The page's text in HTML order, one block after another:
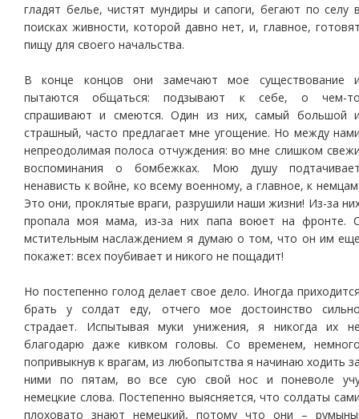
гладят белье, чистят мундиры и сапоги, бегают по селу
поисках живности, которой давно нет, и, главное,
пищу для своего начальства.
В конце концов они замечают мое существование
пытаются общаться: подзывают к себе, о чем-
спрашивают и смеются. Один из них, самый большой
страшный, часто предлагает мне угощение. Но между
непреодолимая полоса отчуждения: во мне слишком
воспоминания о бомбежках. Мою душу
ненависть к войне, ко всему военному, а главное, к
Это они, проклятые враги, разрушили наши жизни! Из-за
пропала моя мама, из-за них папа воюет на фронте.
мстительным наслаждением я думаю о том, что он им
покажет: всех поубивает и никого не пощадит!
Но постепенно голод делает свое дело. Иногда
брать у солдат еду, отчего мое достоинство
страдает. Испытывая муки унижения, я никогда их
благодарю даже кивком головы. Со временем,
попривыкнув к врагам, из любопытства я начинаю ходить
ними по пятам, во все сую свой нос и поневоле
немецкие слова. Постепенно выясняется, что солдаты
плоховато знают немецкий, потому что они –